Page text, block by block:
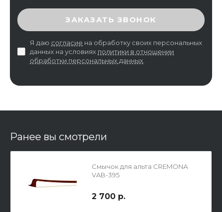
ВВЕДИТЕ ПРОВЕРОЧНЫЙ КОД
ЗАКАЗАТЬ ЗВОНОК
Я даю согласие на обработку своих персональных
данных на условиях политики в отношении
обработки персональных данных
Ранее вы смотрели
Смычок для альта CREMONA
VAB-395
2 700 р.